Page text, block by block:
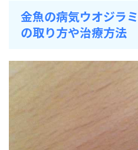
金魚の病気ウオジラ
の取り方や治療方法